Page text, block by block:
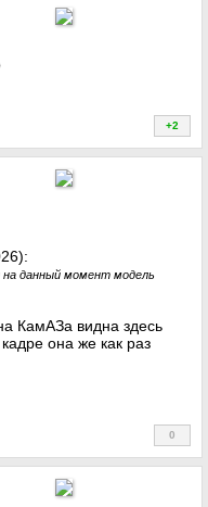
+2
+2
на данный момент модель
КамАЗа видна здесь
кадре она же как раз
0
+0